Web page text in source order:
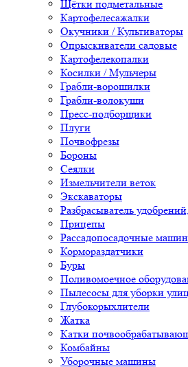
Щётки подметальные
Картофелесажалки
Окучники / Культиваторы
Опрыскиватели садовые
Картофелекопалки
Косилки / Мульчеры
Грабли-ворошилки
Грабли-волокуши
Пресс-подборщики
Плуги
Почвофрезы
Бороны
Сеялки
Измельчители веток
Экскаваторы
Разбрасыватель
Прицепы
Рассадопосадочные
Кормораздатчики
Буры
Поливомоечное
Пылесосы для уборки
Глубокорыхлители
Жатка
Катки
Комбайны
Уборочные машины